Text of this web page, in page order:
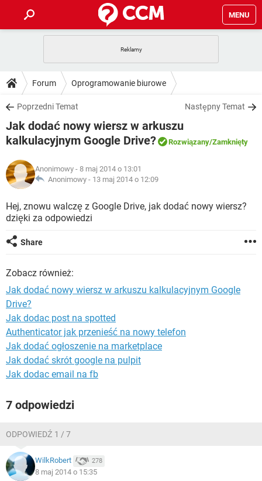
MENU
GRY WHATSAPP
SPOTIFY
INSTAGRAM FACEBOOK
WINDOWS 10
PORADY
PlayStation
SPOTIFY NETFLIX
WINDOWS 10
DO POBRANIA
ANDROID TIKTOK
GRY WHATSAPP
IOS NETFLIX
INSTAGRAM
WINDOWS 10
FORUM
GRY WHATSAPP
INSTAGRAM
WINDOWS 10
ARTYKUŁY
COVID-19
GRY WHATSAPP
SPOTIFY
INSTAGRAM
Forum Oprogramowanie biurowe
Poprzedni Temat Następny Temat
Jak dodać nowy wiersz w arkuszu
kalkulacyjnym Google Drive?
Rozwiązany/Zamknięty
Anonimowy - 8 maj 2014 o 13:01
Anonimowy - 13 maj 2014 o 12:09
Hej, znowu walczę z Google Drive, jak dodać nowy wiersz?
dzięki za odpowiedzi
Share
Zobacz również:
Jak dodać nowy wiersz w arkuszu kalkulacyjnym Google
Drive?
Jak dodac post na spotted
Authenticator jak przenieść na nowy telefon
Jak dodać ogłoszenie na marketplace
Jak dodać skrót google na pulpit
Jak dodac email na fb
7 odpowiedzi
ODPOWIEDŹ 1 / 7
WilkRobert 278
8 maj 2014 o 15:35